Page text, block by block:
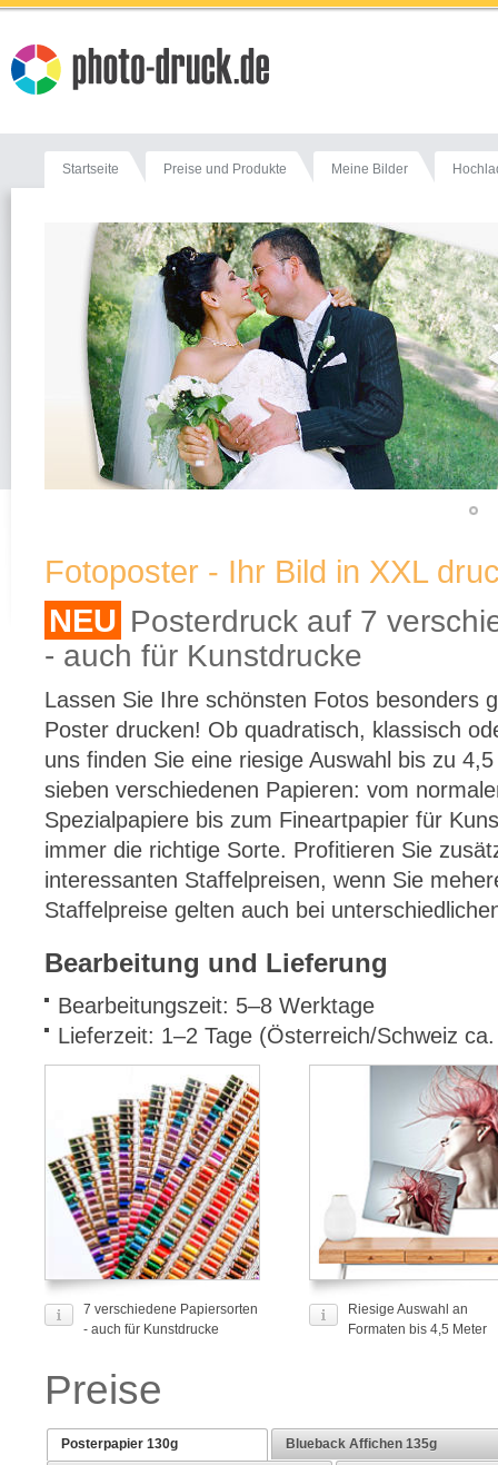
Startseite Preise und Produkte Meine Bilder
Fotoposter - Ihr Bild in XXL
NEU Posterdruck auf 7
- auch für Kunstdrucke
Lassen Sie Ihre schönsten Fotos besonders
Poster drucken! Ob quadratisch, klassisch
uns finden Sie eine riesige Auswahl bis zu
sieben verschiedenen Papieren: vom
Spezialpapiere bis zum Fineartpapier für
immer die richtige Sorte. Profitieren Sie
interessanten Staffelpreisen, wenn Sie
Staffelpreise gelten auch bei
Bearbeitung und Lieferung
Bearbeitungszeit: 5–8 Werktage
Lieferzeit: 1–2 Tage (Österreich/Schweiz
7 verschiedene Papiersorten
- auch für Kunstdrucke
Riesige Auswahl an
Formaten bis 4,5 Meter
Preise
Posterpapier 130g Blueback Affichen 135g